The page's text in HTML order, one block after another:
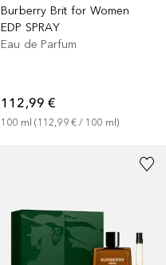
Burberry Brit for Women
EDP SPRAY
Eau de Parfum
112,99 €
100 ml (112,99 € / 100 ml)